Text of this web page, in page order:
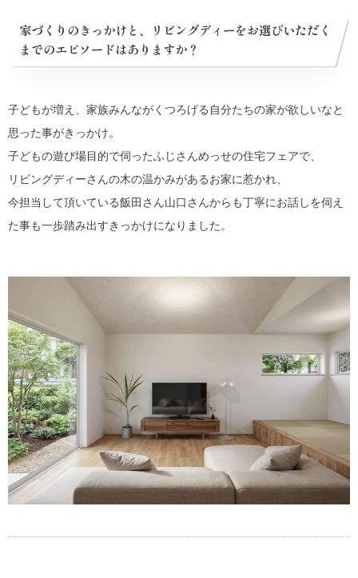
家づくりのきっかけと、リビングディーをお選びいただく
までのエピソードはありますか？
子どもが増え、家族みんながくつろげる自分たちの家が欲しいなと
思った事がきっかけ。
子どもの遊び場目的で伺ったふじさんめっせの住宅フェアで、
リビングディーさんの木の温かみがあるお家に惹かれ、
今担当して頂いている飯田さん山口さんからも丁寧にお話しを伺え
た事も一歩踏み出すきっかけになりました。